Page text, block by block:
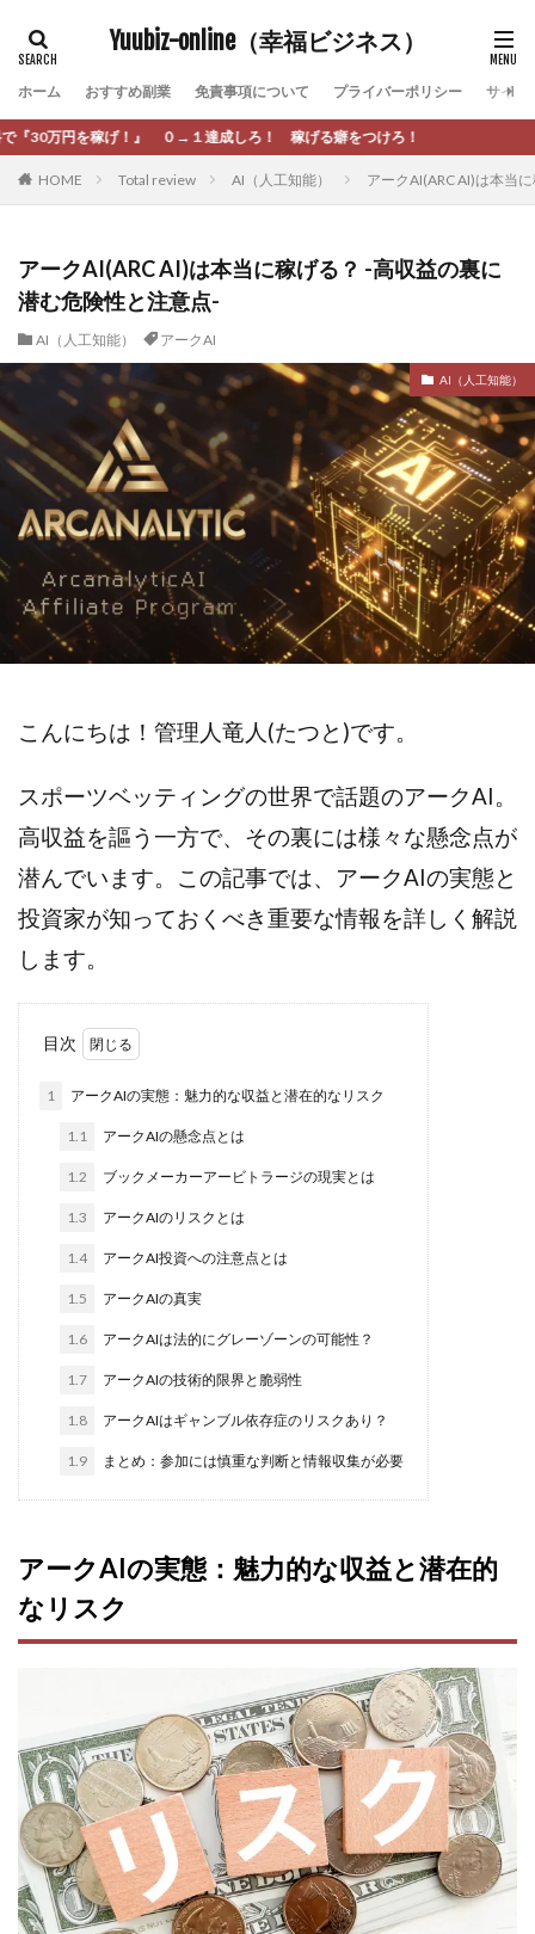
Yuubiz-online（幸福ビジネス）
ホーム おすすめ副業 免責事項について プライバーポリシー サイト
！ 稼げる癖をつけろ！
HOME Total review AI（人工知能） アークAI(ARC AI)は本当
アークAI(ARC AI)は本当に稼げる？ -高収益の裏に
潜む危険性と注意点-
AI（人工知能） アークAI
AI（人工知能）
こんにちは！管理人竜人(たつと)です。
スポーツベッティングの世界で話題のアークAI。
高収益を謳う一方で、その裏には様々な懸念点が
潜んでいます。この記事では、アークAIの実態と
投資家が知っておくべき重要な情報を詳しく解説
します。
目次
1 アークAIの実態：魅力的な収益と潜在的なリスク
1.1 アークAIの懸念点とは
1.2 ブックメーカーアービトラージの現実とは
1.3 アークAIのリスクとは
1.4 アークAI投資への注意点とは
1.5 アークAIの真実
1.6 アークAIは法的にグレーゾーンの可能性？
1.7 アークAIの技術的限界と脆弱性
1.8 アークAIはギャンブル依存症のリスクあり？
1.9 まとめ：参加には慎重な判断と情報収集が必要
アークAIの実態：魅力的な収益と潜在的
なリスク
タグ
[公式]マネツク 松永千代 本田
杉本 裕介
村上翔吾
村岡 大樹 村麻巴香
松尾健一郎
松澤英二
本当にあったうまい話
松野有希
柏木直人
栗原久美子
株式会社 e-FLAGS
株式会社 安藤企画
株式会社 業
株式会社１(イチ)
株式会社8Bee
本橋へいすけ
木村大輔
株式会社Appacle
日給5万円可能なながら感覚の副収入アプリ
投資
投資家 亜依
攝津智洋
放置ISマネー(放置 is money)
斉藤 敏雄
斎藤 敏雄 新井 孝弘
新井 悠馬
新川卓也
新選組(ガチンコ副業投資)
星野拓馬
望月詩織
暮らしのノマド
最先端スマホワーク
最新AI 5つの錬金術
最短即日>>高収入
最速PPCアフィリエイト
有限会社現代
有限会社自由人
望月 光
株式会社8EIGHT8
株式会社Asset Cube
戸田 亮太
株式会社PRICELESS
株式会社NATURAL NINE
株式会社NEXT LEVEL
株式会社NKcreative
株式会社PRINCELESS
株式会社PROGRESS
株式会社Regene
株式会社ROAD
株式会社Smart Life
株式会社soleil
株式会社monokoko
株式会社Link Partners
株式会社Axio
株式会社BANKER6
株式会社Be honest
株式会社Bell tree
株式会社BLOOM
株式会社BLUE
株式会社GOLAZO
株式会社H・S
株式会社H.S
株式会社ICC
株式会社jカンパニー
堤 舞尋
塚原健太
塩田沙代
夏目歩美 多田明弘
大原 哲男
大原哲男
大島眞理子 大島領介
大川智宏
坂本よしたか
大森淳弘 大田賢二
大西良幸
天内 碧海
天才トレーダーヤス
天本隼人
天照(アマテラス)プロジェクト
天野 照章
奥野雄二
宇佐美恵那
安藤 仁 坂本桃太郎
坂口健